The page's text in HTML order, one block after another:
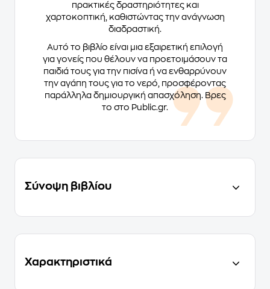
πρακτικές δραστηριότητες και
χαρτοκοπτική, καθιστώντας την ανάγνωση
διαδραστική.
Αυτό το βιβλίο είναι μια εξαιρετική επιλογή
για γονείς που θέλουν να προετοιμάσουν τα
παιδιά τους για την πισίνα ή να ενθαρρύνουν
την αγάπη τους για το νερό, προσφέροντας
παράλληλα δημιουργική απασχόληση. Βρες
το στο Public.gr.
Σύνοψη βιβλίου
Χαρακτηριστικά